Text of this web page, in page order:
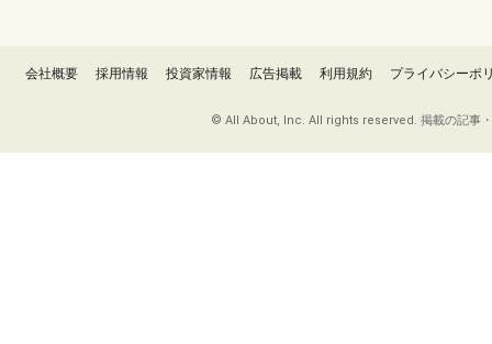
会社概要 採用情報 投資家情報 広告掲載 利用規約 プライバシーポ
© All About, Inc. All rights reserved. 掲載の記事・